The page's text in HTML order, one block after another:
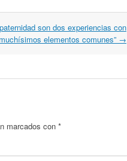
son dos experiencias con
muchísimos elementos comunes” →
marcados con *